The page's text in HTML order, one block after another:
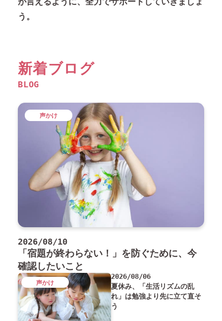
が言えるように、全力でサポートしていきましょ
う。
新着ブログ
BLOG
2026/08/10
「宿題が終わらない！」を防ぐために、今
確認したいこと
声かけ
2026/08/06
夏休み、「生活リズムの乱
れ」は勉強より先に立て直そ
う
声かけ